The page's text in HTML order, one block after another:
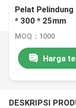
Pelat
* 300 * 25mm
MOQ：1000
Harga
DESKRIPSI